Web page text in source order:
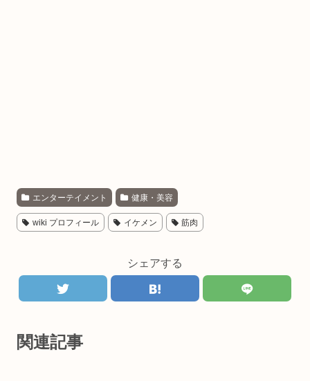
エンターテイメント 健康・美容
wiki プロフィール イケメン 筋肉
シェアする
関連記事